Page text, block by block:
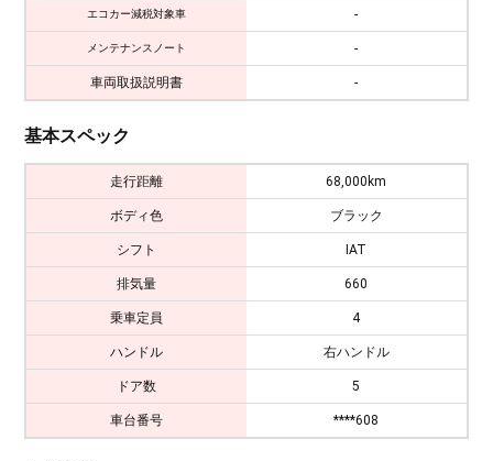
エコカー減税対象車 -
メンテナンスノート -
車両取扱説明書 -
基本スペック
走行距離 68,000km
ボディ色 ブラック
シフト IAT
排気量 660
乗車定員 4
ハンドル 右ハンドル
ドア数 5
車台番号 ****608